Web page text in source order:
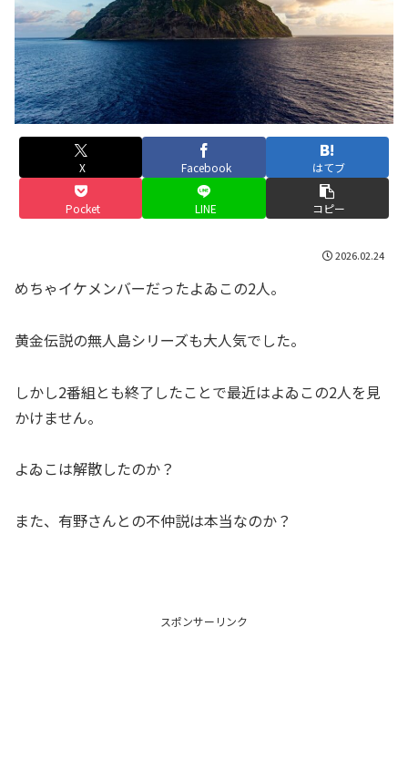
X Facebook はてブ
Pocket LINE コピー
2026.02.24
めちゃイケメンバーだったよゐこの2人。
黄金伝説の無人島シリーズも大人気でした。
しかし2番組とも終了したことで最近はよゐこの2人を見
かけません。
よゐこは解散したのか？
また、有野さんとの不仲説は本当なのか？
スポンサーリンク